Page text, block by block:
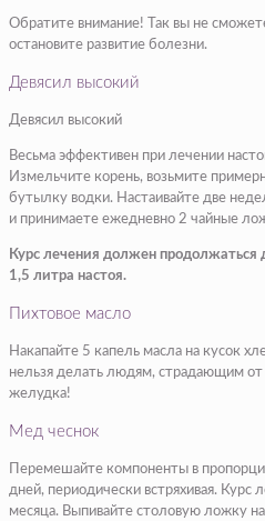
Обратите внимание! Так вы не
остановите развитие болезни.
Девясил высокий
Девясил высокий
Весьма эффективен при лечении
Измельчите корень, возьмите
бутылку водки. Настаивайте две
и принимаете ежедневно 2 чайные
Курс лечения должен продолжаться
1,5 литра настоя.
Пихтовое масло
Накапайте 5 капель масла на кусок
нельзя делать людям, страдающим
желудка!
Мед чеснок
Перемешайте компоненты в
дней, периодически встряхивая. Курс
месяца. Выпивайте столовую ложку